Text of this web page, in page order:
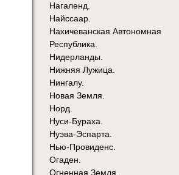
Нагаленд.
Найссаар.
Нахичеванская Автономная
Республика.
Нидерланды.
Нижняя Лужица.
Нингалу.
Новая Земля.
Норд.
Нуси-Бураха.
Нуэва-Эспарта.
Нью-Провиденс.
Огаден.
Огненная Земля.